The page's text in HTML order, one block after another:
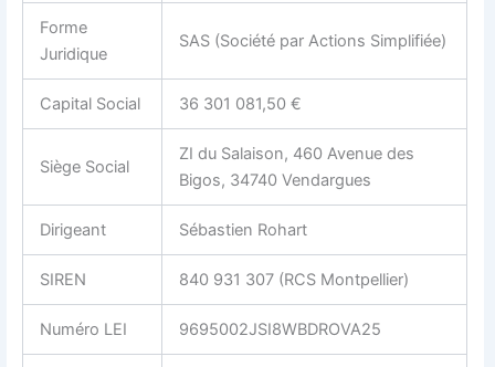
Forme
Juridique
SAS (Société par Actions Simplifiée)
Capital Social 36 301 081,50 €
Siège Social
ZI du Salaison, 460 Avenue des
Bigos, 34740 Vendargues
Dirigeant Sébastien Rohart
SIREN 840 931 307 (RCS Montpellier)
Numéro LEI 9695002JSI8WBDROVA25